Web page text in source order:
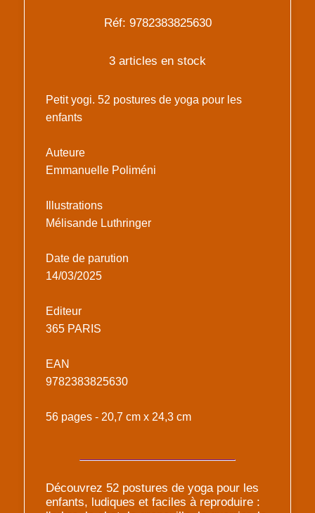
Réf: 9782383825630
3 articles en stock
Petit yogi. 52 postures de yoga pour les
enfants
Auteure
Emmanuelle Poliméni
Illustrations
Mélisande Luthringer
Date de parution
14/03/2025
Editeur
365 PARIS
EAN
9782383825630
56 pages - 20,7 cm x 24,3 cm
Découvrez 52 postures de yoga pour les
enfants, ludiques et faciles à reproduire :